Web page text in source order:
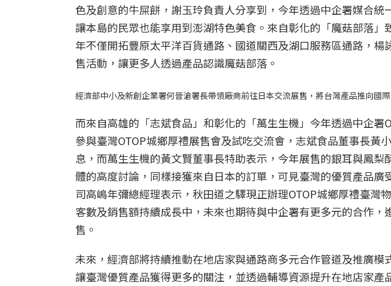
色及創意的牛屎餅，謝玉玲負責人分享到，今年透過中企署媒合統
讓本島的民眾也能享用到澎湖特色美食。來自彰化的「魔菇部落
年不僅開拓豐原太平洋百貨通路、國道關西及湖口服務區通路，
售活動，讓更多人透過產品認識魔菇部落。
經濟部中小及新創企業署何晉滄署長帶領廠商前往日本交流展售，將台灣產品推向國
而來自高雄的「志斌食品」和彰化的「萬生生機」今年透過中企署
參與臺灣OTOP城鄉厚禮展售會及試吃交流會，志斌食品董事長黃
息，而萬生生機的黃文賢董事長特助表示，今年展售的銀耳與鳳
體的高度討論，同樣接獲來自日本的訂單，可見臺灣的優質產品
司高嶋年彌總經理表示，秋田道之驛現正辦理OTOP城鄉厚禮臺灣
客數及銷售額持續成長中，未來也期待與中企署有更多元的合作
售。
未來，經濟部將持續推動在地店家與通路商多元合作管道及推廣模
讓臺灣優質產品獲得更多的關注，並透過輔導資源提升在地店家產